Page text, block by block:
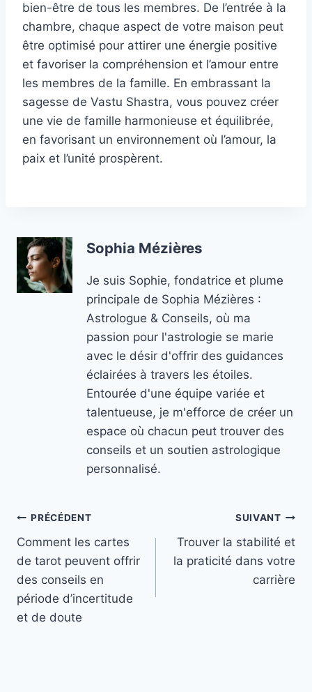
bien-être de tous les membres. De l’entrée à la
chambre, chaque aspect de votre maison peut
être optimisé pour attirer une énergie positive
et favoriser la compréhension et l’amour entre
les membres de la famille. En embrassant la
sagesse de Vastu Shastra, vous pouvez créer
une vie de famille harmonieuse et équilibrée,
en favorisant un environnement où l’amour, la
paix et l’unité prospèrent.
Sophia Mézières
Je suis Sophie, fondatrice et plume
principale de Sophia Mézières :
Astrologue & Conseils, où ma
passion pour l'astrologie se marie
avec le désir d'offrir des guidances
éclairées à travers les étoiles.
Entourée d'une équipe variée et
talentueuse, je m'efforce de créer un
espace où chacun peut trouver des
conseils et un soutien astrologique
personnalisé.
Navigation
de
l’article
PRÉCÉDENT
Comment les cartes
de tarot peuvent offrir
des conseils en
période d’incertitude
et de doute
SUIVANT
Trouver la stabilité et
la praticité dans votre
carrière